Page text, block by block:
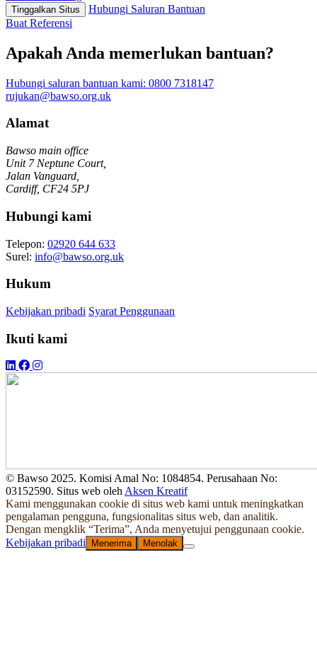
Tinggalkan Situs
Hubungi Saluran Bantuan
Buat Referensi
Apakah Anda memerlukan bantuan?
Hubungi saluran bantuan kami: 0800 7318147
rujukan@bawso.org.uk
Alamat
Bawso main office
Unit 7 Neptune Court,
Jalan Vanguard,
Cardiff, CF24 5PJ
Hubungi kami
Telepon: 02920 644 633
Surel: info@bawso.org.uk
Hukum
Kebijakan pribadi Syarat Penggunaan
Ikuti kami
© Bawso 2025. Komisi Amal No: 1084854. Perusahaan No:
03152590. Situs web olehAksen Kreatif
Kami menggunakan cookie di situs web kami untuk meningkatkan
pengalaman pengguna, fungsionalitas situs web, dan analitik.
Dengan mengklik “Terima”, Anda menyetujui penggunaan cookie.
Kebijakan pribadi
Menerima Menolak